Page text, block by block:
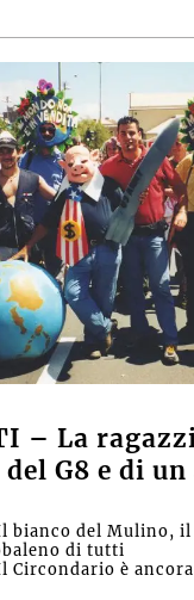
– La
G8 e di
bianco del Mulino, il
di tutti
Circondario è